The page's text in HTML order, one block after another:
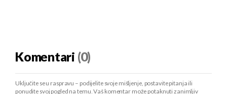
Komentari (0)
Uključite se u raspravu – podijelite svoje mišljenje, postavite pitanja ili
ponudite svoj pogled na temu. Vaš komentar može potaknuti zanimljiv